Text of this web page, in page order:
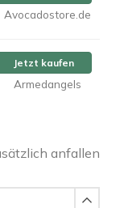
Avocadostore.de
Jetzt kaufen
Armedangels
anfallen